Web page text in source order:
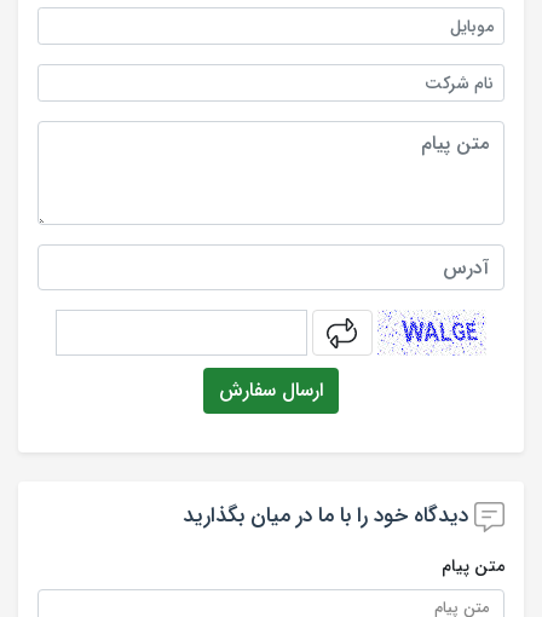
موبایل
نام شرکت
متن پیام
آدرس
captcha
ارسال سفارش
دیدگاه خود را با ما در میان بگذارید
متن پیام